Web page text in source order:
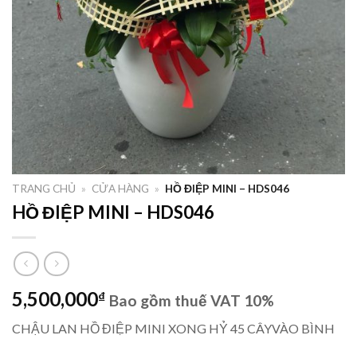
TRANG CHỦ » CỬA HÀNG » HỒ ĐIỆP MINI – HDS046
HỒ ĐIỆP MINI – HDS046
5,500,000₫ Bao gồm thuế VAT 10%
CHẬU LAN HỒ ĐIỆP MINI XONG HỶ 45 CÂYVÀO BÌNH